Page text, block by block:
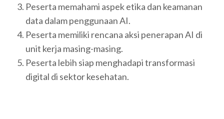
Peserta memahami aspek etika dan keamanan
data dalam penggunaan AI.
Peserta memiliki rencana aksi penerapan AI di
unit kerja masing-masing.
Peserta lebih siap menghadapi transformasi
digital di sektor kesehatan.